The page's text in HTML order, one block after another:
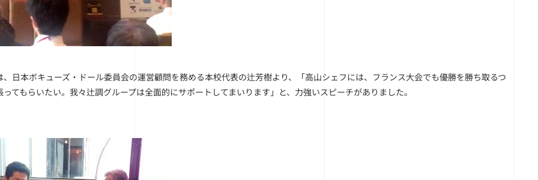
、日本ボキューズ・ドール委員会の運営顧問を務める本校代表の辻芳樹より、「高山シェフには、フランス大会でも優勝を勝ち取るつ
てもらいたい。我々辻調グループは全面的にサポートしてまいります」と、力強いスピーチがありました。